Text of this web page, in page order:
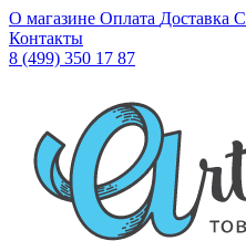
О магазине Оплата Доставка
Контакты
8 (499) 350 17 87